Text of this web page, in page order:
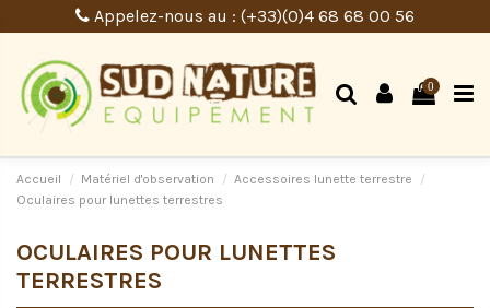
Appelez-nous au : (+33)(0)4 68 68 00 56
0
Accueil Matériel d'observation
Accessoires lunette terrestre
Oculaires pour lunettes terrestres
OCULAIRES POUR LUNETTES
TERRESTRES